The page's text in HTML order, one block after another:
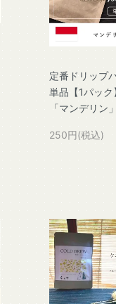
定番ドリップ
単品【1パック
「マンデリン」
250円(税込)